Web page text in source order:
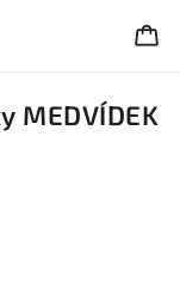
MEDVÍDEK